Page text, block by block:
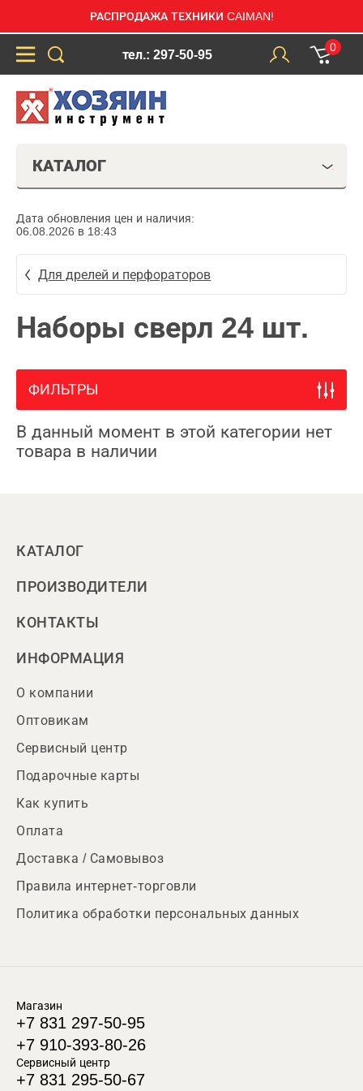
РАСПРОДАЖА ТЕХНИКИ CAIMAN!
тел.: 297-50-95
0
КАТАЛОГ
Дата обновления цен и наличия:
06.08.2026 в 18:43
Для дрелей и перфораторов
Наборы сверл 24 шт.
ФИЛЬТРЫ
В данный момент в этой категории нет
товара в наличии
КАТАЛОГ
ПРОИЗВОДИТЕЛИ
КОНТАКТЫ
ИНФОРМАЦИЯ
О компании
Оптовикам
Сервисный центр
Подарочные карты
Как купить
Оплата
Доставка / Самовывоз
Правила интернет-торговли
Политика обработки персональных данных
Магазин
+7 831 297-50-95
+7 910-393-80-26
Сервисный центр
+7 831 295-50-67